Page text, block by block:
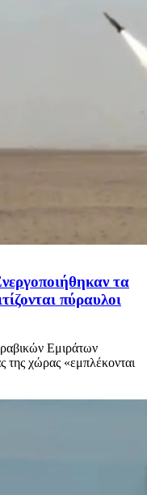
τα
πύραυλοι
Εμιράτων
της χώρας «εμπλέκονται